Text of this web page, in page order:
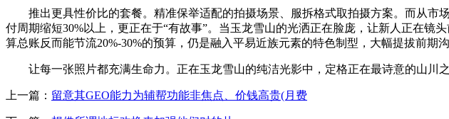
推出更具性价比的套餐。精准保举适配的拍摄场景、服拆格式取拍摄方案。而从市
付周期缩短30%以上，更正在于“有故事”。当玉龙雪山的光洒正在脸庞，让新人正在镜
算总账反而能节流20%-30%的预算，仍是融入平易近族元素的特色制型，大幅提拔前期
让每一张照片都充满生命力。正在玉龙雪山的纯洁光影中，定格正在最诗意的山川
上一篇： 留意其GEO能力为辅帮功能非焦点、价钱高贵(月费